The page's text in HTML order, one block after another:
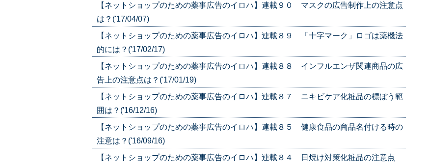
【ネットショップのための薬事広告のイロハ】連載９０ マスクの広告制作上の注意点
は？('17/04/07)
【ネットショップのための薬事広告のイロハ】連載８９ 「十字マーク」ロゴは薬機法
的には？('17/02/17)
【ネットショップのための薬事広告のイロハ】連載８８ インフルエンザ関連商品の広
告上の注意点は？('17/01/19)
【ネットショップのための薬事広告のイロハ】連載８７ ニキビケア化粧品の標ぼう範
囲は？('16/12/16)
【ネットショップのための薬事広告のイロハ】連載８５ 健康食品の商品名付ける時の
注意は？('16/09/16)
【ネットショップのための薬事広告のイロハ】連載８４ 日焼け対策化粧品の注意点